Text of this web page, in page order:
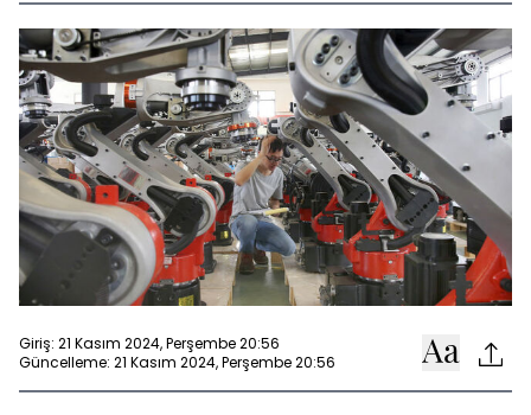
Giriş: 21 Kasım 2024, Perşembe 20:56
Güncelleme: 21 Kasım 2024, Perşembe 20:56